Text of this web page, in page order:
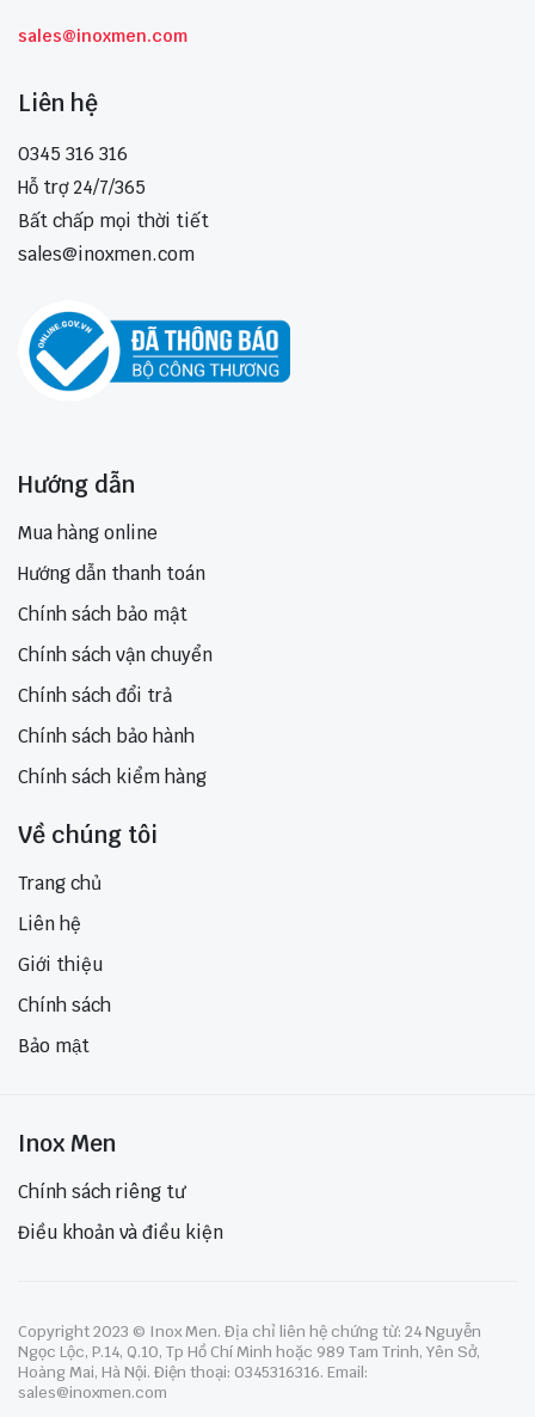
sales@inoxmen.com
Liên hệ
0345 316 316
Hỗ trợ 24/7/365
Bất chấp mọi thời tiết
sales@inoxmen.com
Hướng dẫn
Mua hàng online
Hướng dẫn thanh toán
Chính sách bảo mật
Chính sách vận chuyển
Chính sách đổi trả
Chính sách bảo hành
Chính sách kiểm hàng
Về chúng tôi
Trang chủ
Liên hệ
Giới thiệu
Chính sách
Bảo mật
Inox Men
Chính sách riêng tư
Điều khoản và điều kiện
Copyright 2023 © Inox Men. Địa chỉ liên hệ chứng từ: 24 Nguyễn
Ngọc Lộc, P.14, Q.10, Tp Hồ Chí Minh hoặc 989 Tam Trinh, Yên Sở,
Hoàng Mai, Hà Nội. Điện thoại: 0345316316. Email:
sales@inoxmen.com